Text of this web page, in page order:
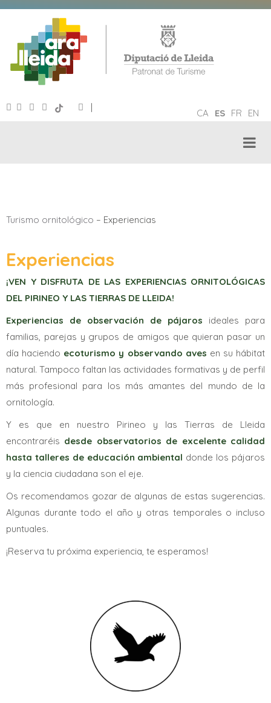
CA ES FR EN
|
Turismo ornitológico – Experiencias
Experiencias
¡VEN Y DISFRUTA DE LAS EXPERIENCIAS ORNITOLÓGICAS
DEL PIRINEO Y LAS TIERRAS DE LLEIDA!
Experiencias de observación de pájaros
ideales para
familias, parejas y grupos de amigos que quieran pasar un
día haciendo ecoturismo y observando aves en su hábitat
natural. Tampoco faltan las actividades formativas y de perfil
más profesional para los más amantes del mundo de la
ornitología.
Y es que en nuestro Pirineo y las Tierras de Lleida
encontraréis desde observatorios de excelente calidad
hasta talleres de educación ambiental donde los pájaros
y la ciencia ciudadana son el eje.
Os recomendamos gozar de algunas de estas sugerencias.
Algunas durante todo el año y otras temporales o incluso
puntuales.
¡Reserva tu próxima experiencia, te esperamos!